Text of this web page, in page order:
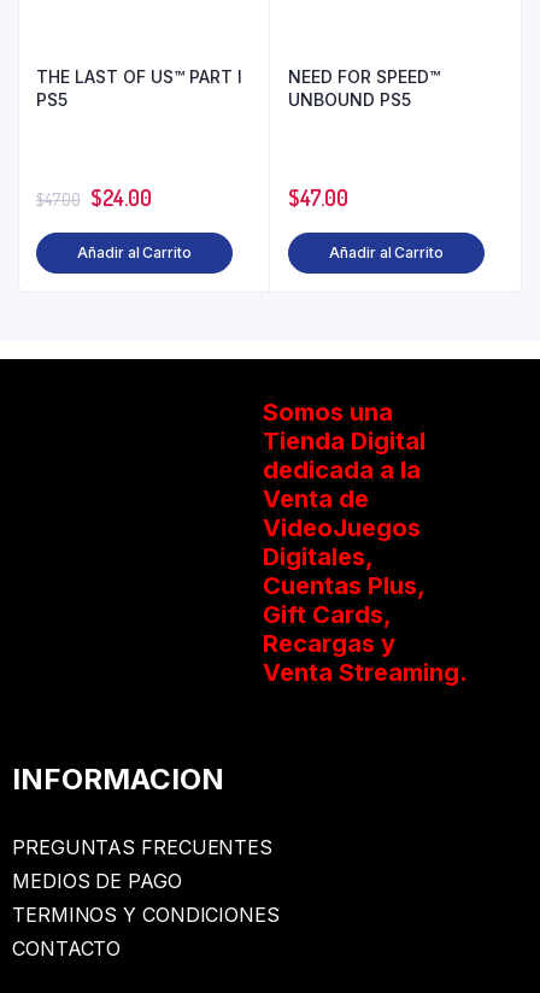
THE LAST OF US™ PART I
PS5
$47.00 $24.00
Añadir al Carrito
NEED FOR SPEED™
UNBOUND PS5
$47.00
Añadir al Carrito
Somos una
Tienda Digital
dedicada a la
Venta de
VideoJuegos
Digitales,
Cuentas Plus,
Gift Cards,
Recargas y
Venta Streaming.
INFORMACION
PREGUNTAS FRECUENTES
MEDIOS DE PAGO
TERMINOS Y CONDICIONES
CONTACTO